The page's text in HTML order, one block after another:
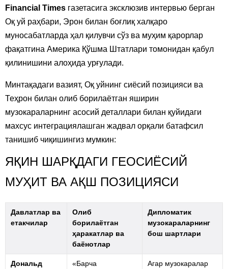
Financial Times газетасига эксклюзив интервью берган
Оқ уй раҳбари, Эрон билан боғлиқ халқаро
муносабатларда ҳал қилувчи сўз ва муҳим қарорлар
фақатгина Америка Қўшма Штатлари томонидан қабул
қилинишини алоҳида урғулади.
Минтақадаги вазият, Оқ уйнинг сиёсий позицияси ва
Теҳрон билан олиб борилаётган яширин
музокараларнинг асосий деталлари билан қуйидаги
махсус интеграциялашган жадвал орқали батафсил
танишиб чиқишингиз мумкин:
ЯҚИН ШАРҚДАГИ ГЕОСИЁСИЙ
МУҲИТ ВА АҚШ ПОЗИЦИЯСИ
Давлатлар ва
етакчилар
Олиб
борилаётган
ҳаракатлар ва
баёнотлар
Дипломатик
музокараларнинг
бош шартлари
Дональд
«Барча
Агар музокаралар